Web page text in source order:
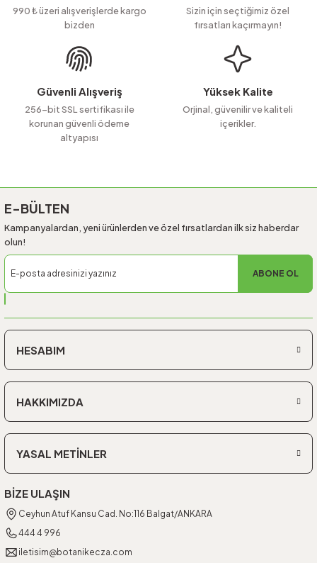
Ürün açıklamasında eksik bilgiler bulunuyor.
Ürün bilgilerinde hatalar bulunuyor.
Ürün fiyatı diğer sitelerden daha pahalı.
Bu ürüne benzer farklı alternatifler olmalı.
990 ₺ üzeri alışverişlerde kargo
bizden
Sizin için seçtiğimiz özel
fırsatları kaçırmayın!
Güvenli Alışveriş
256-bit SSL sertifikası ile
korunan güvenli ödeme
altyapısı
Yüksek Kalite
Orjinal, güvenilir ve kaliteli
içerikler.
E-BÜLTEN
Kampanyalardan, yeni ürünlerden ve özel fırsatlardan ilk siz haberdar
olun!
ABONE OL
HESABIM
HAKKIMIZDA
YASAL METİNLER
BİZE ULAŞIN
Ceyhun Atuf Kansu Cad. No:116 Balgat/ANKARA
444 4 996
iletisim@botanikecza.com